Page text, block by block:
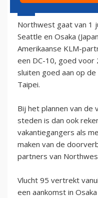
24 januari 2003 - 1:00
Northwest gaat van 1
Seattle en Osaka
Amerikaanse KLM-
een DC-10, goed voor
sluiten goed aan op
Taipei.
Bij het plannen van de
steden is dan ook
vakantiegangers als
maken van de
partners van
Vlucht 95 vertrekt
een aankomst in